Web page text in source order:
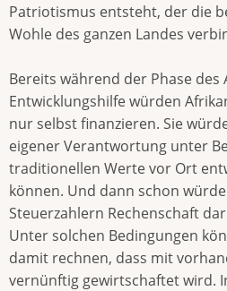
Patriotismus entsteht, der die
Wohle des ganzen Landes
Bereits während der Phase des
Entwicklungshilfe würden
nur selbst finanzieren. Sie
eigener Verantwortung unter
traditionellen Werte vor Ort
können. Und dann schon
Steuerzahlern Rechenschaft
Unter solchen Bedingungen
damit rechnen, dass mit
vernünftig gewirtschaftet wird.